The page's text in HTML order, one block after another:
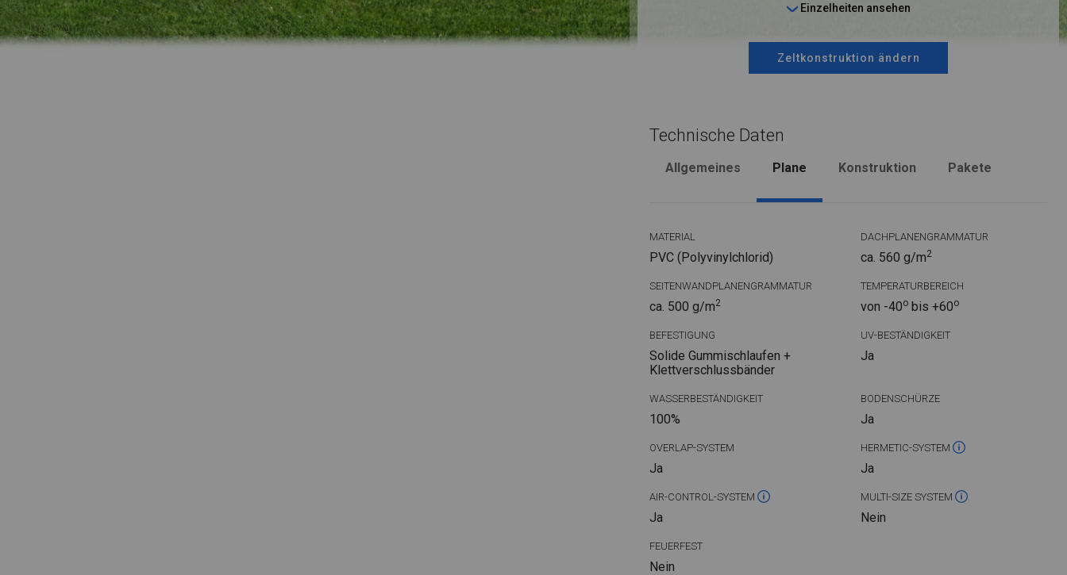
Einzelheiten ansehen
Zeltkonstruktion ändern
Technische Daten
Allgemeines Plane Konstruktion Pakete
MATERIAL
PVC (Polyvinylchlorid)
DACHPLANENGRAMMATUR
ca. 560 g/m2
SEITENWANDPLANENGRAMMATUR
ca. 500 g/m2
TEMPERATURBEREICH
von -40obis +60o
BEFESTIGUNG
Solide Gummischlaufen +
Klettverschlussbänder
UV-BESTÄNDIGKEIT
Ja
WASSERBESTÄNDIGKEIT
100%
BODENSCHÜRZE
Ja
OVERLAP-SYSTEM
Ja
HERMETIC-SYSTEM
Ja
AIR-CONTROL-SYSTEM
Ja
MULTI-SIZE SYSTEM
Nein
FEUERFEST
Nein